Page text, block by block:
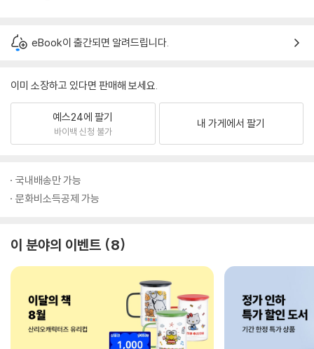
eBook이 출간되면 알려드립니다.
이미 소장하고 있다면 판매해 보세요.
예스24에 팔기
바이백 신청 불가
내 가게에서 팔기
국내배송만 가능
문화비소득공제 가능
이 분야의 이벤트 8